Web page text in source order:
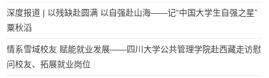
深度报道 | 以残缺赴圆满 以自强赴山海——记“中国大学生自强之星”
粟秋滔
情系雪域校友 赋能就业发展——四川大学公共管理学院赴西藏走访慰
问校友、拓展就业岗位